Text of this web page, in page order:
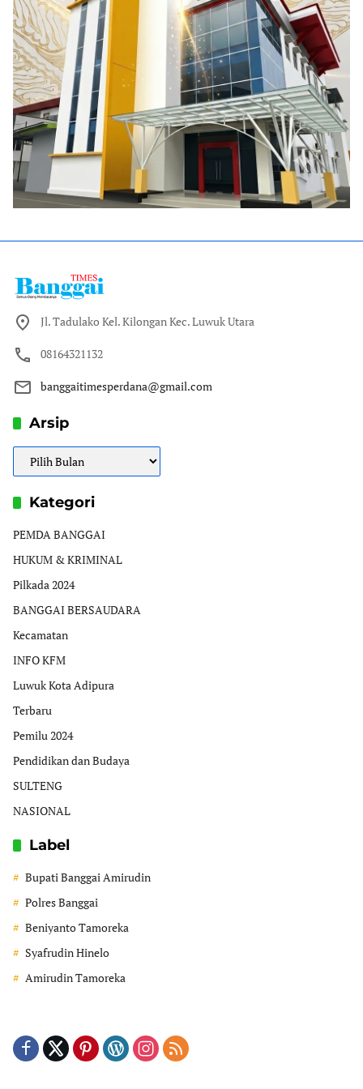
Jl. Tadulako Kel. Kilongan Kec. Luwuk Utara
08164321132
banggaitimesperdana@gmail.com
Arsip
Arsip
Kategori
PEMDA BANGGAI
HUKUM & KRIMINAL
Pilkada 2024
BANGGAI BERSAUDARA
Kecamatan
INFO KFM
Luwuk Kota Adipura
Terbaru
Pemilu 2024
Pendidikan dan Budaya
SULTENG
NASIONAL
Label
Bupati Banggai Amirudin
Polres Banggai
Beniyanto Tamoreka
Syafrudin Hinelo
Amirudin Tamoreka